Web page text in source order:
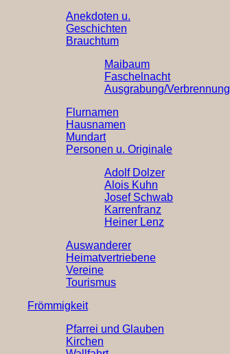
Anekdoten u.
Geschichten
Brauchtum
Maibaum
Faschelnacht
Ausgrabung/Verbrennung
Flurnamen
Hausnamen
Mundart
Personen u. Originale
Adolf Dolzer
Alois Kuhn
Josef Schwab
Karrenfranz
Heiner Lenz
Auswanderer
Heimatvertriebene
Vereine
Tourismus
Frömmigkeit
Pfarrei und Glauben
Kirchen